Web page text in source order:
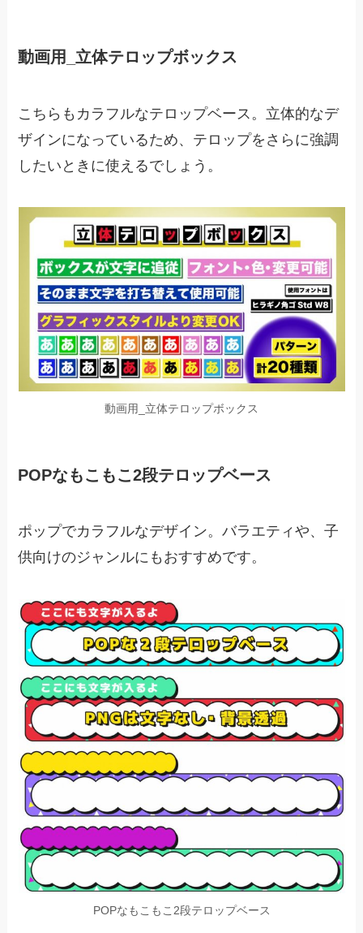
動画用_立体テロップボックス
こちらもカラフルなテロップベース。立体的なデ
ザインになっているため、テロップをさらに強調
したいときに使えるでしょう。
動画用_立体テロップボックス
POPなもこもこ2段テロップベース
ポップでカラフルなデザイン。バラエティや、子
供向けのジャンルにもおすすめです。
POPなもこもこ2段テロップベース